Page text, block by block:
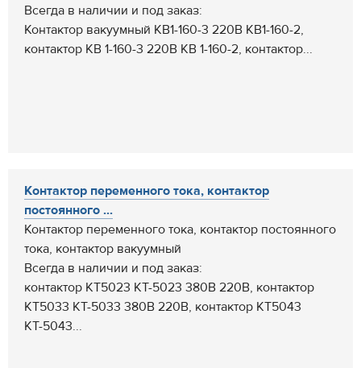
Всегда в наличии и под заказ:
Контактор вакуумный КВ1-160-3 220В КВ1-160-2,
контактор КВ 1-160-3 220В КВ 1-160-2, контактор...
Контактор переменного тока, контактор
постоянного ...
Контактор переменного тока, контактор постоянного
тока, контактор вакуумный
Всегда в наличии и под заказ:
контактор КТ5023 КТ-5023 380В 220В, контактор
КТ5033 КТ-5033 380В 220В, контактор КТ5043
КТ-5043...